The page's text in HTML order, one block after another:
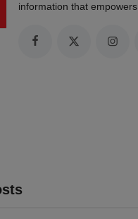
information that